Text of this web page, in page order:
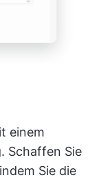
einem
Schaffen Sie
Sie die